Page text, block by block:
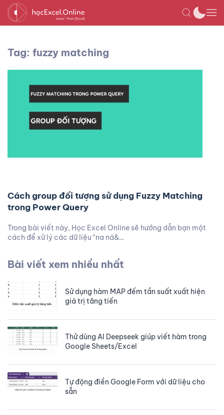
Tag: fuzzy matching
Cách group đối tượng sử dụng Fuzzy Matching
trong Power Query
Trong bài viết này, Học Excel Online sẽ hướng dẫn bạn một
cách để xử lý các dữ liệu “na ná&…
Bài viết xem nhiều nhất
Sử dụng hàm MAP đếm tần suất xuất hiện
giá trị tăng tiến
Thử dùng AI Deepseek giúp viết hàm trong
Google Sheets/Excel
Tự động điền Google Form với dữ liệu cho
sẵn